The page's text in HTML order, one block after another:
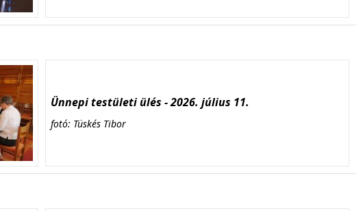
Ünnepi testületi ülés - 2026. július 11.
fotó: Tüskés Tibor